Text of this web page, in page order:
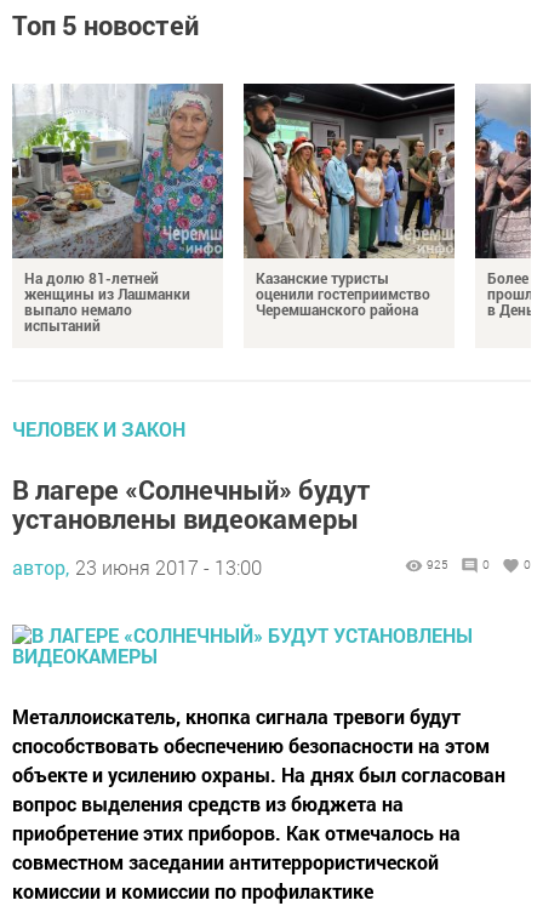
Топ 5 новостей
На долю 81-летней
женщины из Лашманки
выпало немало
испытаний
Казанские туристы
оценили гостеприимство
Черемшанского района
Более
в День
ЧЕЛОВЕК И ЗАКОН
В лагере «Солнечный» будут
установлены видеокамеры
автор, 23 июня 2017 - 13:00 925 0 0
Металлоискатель, кнопка сигнала тревоги будут
способствовать обеспечению безопасности на этом
объекте и усилению охраны. На днях был согласован
вопрос выделения средств из бюджета на
приобретение этих приборов. Как отмечалось на
совместном заседании антитеррористической
комиссии и комиссии по профилактике